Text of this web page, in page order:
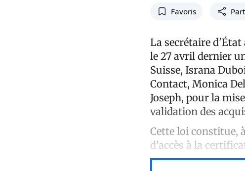
Favoris
La secrétaire
le 27 avril dernier
Suisse, Israna
Contact, Monica
Joseph, pour la
validation des
Cette loi constitue,
d'accès à la